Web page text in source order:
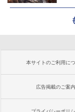
本サイトのご利用に
広告掲載のご案内